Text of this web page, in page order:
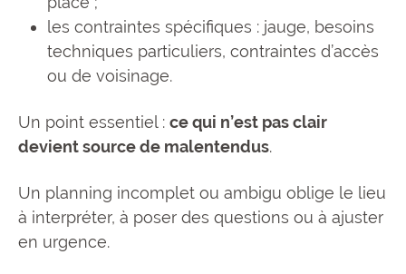
les contraintes spécifiques : jauge, besoins
techniques particuliers, contraintes d’accès
ou de voisinage.
Un point essentiel : ce qui n’est pas clair
devient source de malentendus.
Un planning incomplet ou ambigu oblige le lieu
à interpréter, à poser des questions ou à ajuster
en urgence.